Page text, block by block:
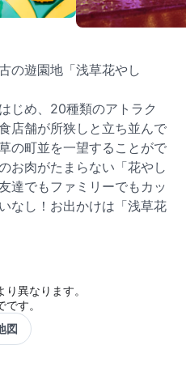
の遊園地「浅草花やし
じめ、20種類のアトラク
店舗が所狭しと立ち並んで
の町並を一望することがで
お肉がたまらない「花やし
達でもファミリーでもカッ
なし！お出かけは「浅草花
異なります。
す。
図